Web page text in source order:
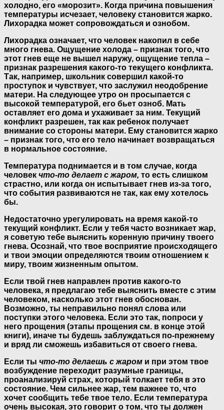
холодно, его «морозит». Когда причина повышения
температуры исчезает, человеку становится жарко.
Лихорадка может сопровождаться и ознобом.
Лихорадка означает, что человек накопил в себе
много гнева. Ощущение холода – признак того, что
этот гнев еще не вышел наружу, ощущение тепла –
признак разрешения какого-то текущего конфликта.
Так, например, школьник совершил какой-то
проступок и чувствует, что заслужил неодобрение
матери. На следующее утро он просыпается с
высокой температурой, его бьет озноб. Мать
оставляет его дома и ухаживает за ним. Текущий
конфликт разрешен, так как ребенок получает
внимание со стороны матери. Ему становится жарко
– признак того, что его тело начинает возвращаться
в нормальное состояние.
Температура поднимается и в том случае, когда
человек что-то делает с жаром, то есть слишком
страстно, или когда он испытывает гнев из-за того,
что события развиваются не так, как ему хотелось
бы.
Недостаточно урегулировать на время какой-то
текущий конфликт. Если у тебя часто возникает жар,
я советую тебе выяснить коренную причину твоего
гнева. Осознай, что твое восприятие происходящего
и твои эмоции определяются твоим отношением к
миру, твоим жизненным опытом.
Если твой гнев направлен против какого-то
человека, я предлагаю тебе выяснить вместе с этим
человеком, насколько этот гнев обоснован.
Возможно, ты неправильно понял слова или
поступки этого человека. Если это так, попроси у
него прощения (этапы прощения см. в конце этой
книги), иначе ты будешь заблуждаться по-прежнему
и вряд ли сможешь избавиться от своего гнева.
Если ты что-то делаешь с жаром и при этом твое
возбуждение переходит разумные границы,
проанализируй страх, который толкает тебя в это
состояние. Чем сильнее жар, тем важнее то, что
хочет сообщить тебе твое тело. Если температура
очень высокая, это говорит о том, что ты должен